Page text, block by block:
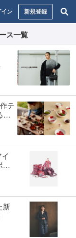
ン 新規登録
ス一覧
テ
ポ
ス
新